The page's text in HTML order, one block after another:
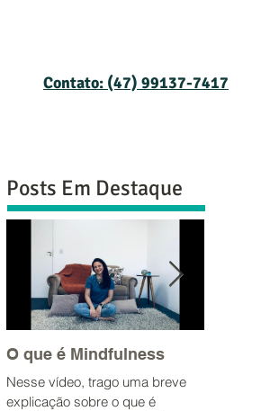
Contato: (47) 99137-7417
Posts Em Destaque
O que é Mindfulness
Nesse vídeo, trago uma breve
explicação sobre o que é